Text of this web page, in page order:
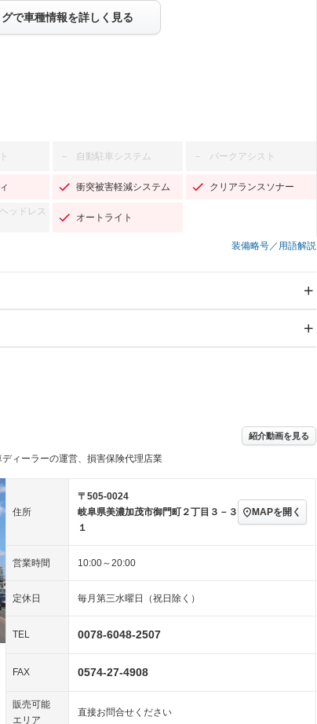
で車種情報を詳しく見る
－ 自動駐車システム － パークアシスト
衝突被害軽減システム クリアランスソナー
ッドレス
オートライト
装備略号／用語解説
センターデフロック
装備略号／用語解説
ジック
キーレス
イト) － ポータブルナビ
スマートキー
3列シート － ベンチシート
ート
全周囲カメラ
ョン
紹介動画を見る
ィーラーの運営、損害保険代理店業
住所
〒505-0024
岐阜県美濃加茂市御門町２丁目３－３
１
MAPを開く
営業時間 10:00～20:00
定休日 毎月第三水曜日（祝日除く）
TEL 0078-6048-2507
FAX 0574-27-4908
販売可能
エリア
直接お問合せください